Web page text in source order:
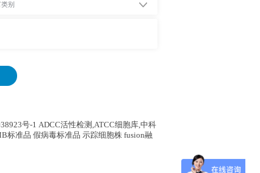
号-1 ADCC活性检测,ATCC细胞库,中科
标准品 假病毒标准品 示踪细胞株 fusion融